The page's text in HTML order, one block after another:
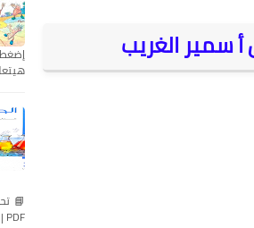
أ سمير الغريب
PDF | العضوية وغير العضوية – شرح وتدريبات كتاب الامتحان في …